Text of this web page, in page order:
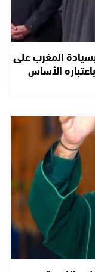
المغرب على
الأساس